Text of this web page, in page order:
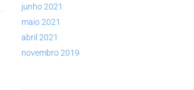
junho 2021
maio 2021
abril 2021
novembro 2019